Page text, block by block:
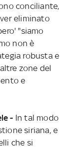
conciliante,
eliminato
"siamo
non è
robusta e
zone del
e
- In tal modo
siriana, e
che si